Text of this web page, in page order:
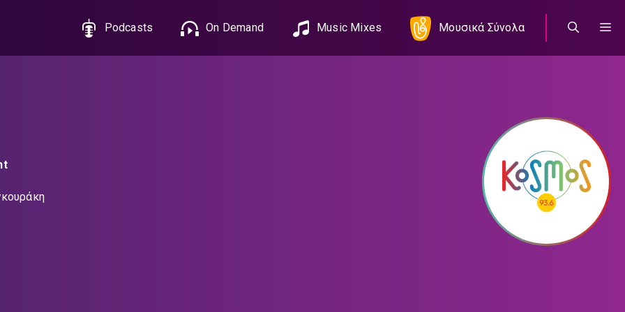
Podcasts On Demand Music Mixes Μουσικά Σύνολα